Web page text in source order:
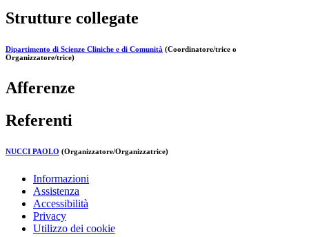
Strutture collegate
Dipartimento di Scienze Cliniche e di Comunità (Coordinatore/trice o
Organizzatore/trice)
Afferenze
Referenti
NUCCI PAOLO (Organizzatore/Organizzatrice)
Informazioni
Assistenza
Accessibilità
Privacy
Utilizzo dei cookie